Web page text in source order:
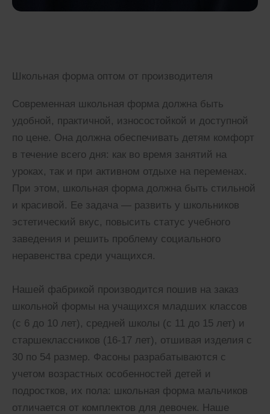
Школьная форма оптом от производителя
Современная школьная форма должна быть
удобной, практичной, износостойкой и доступной
по цене. Она должна обеспечивать детям комфорт
в течение всего дня: как во время занятий на
уроках, так и при активном отдыхе на переменах.
При этом, школьная форма должна быть стильной
и красивой. Ее задача — развить у школьников
эстетический вкус, повысить статус учебного
заведения и решить проблему социального
неравенства среди учащихся.
Нашей фабрикой производится пошив на заказ
школьной формы на учащихся младших классов
(с 6 до 10 лет), средней школы (с 11 до 15 лет) и
старшеклассников (16-17 лет), отшивая изделия с
30 по 54 размер. Фасоны разрабатываются с
учетом возрастных особенностей детей и
подростков, их пола: школьная форма мальчиков
отличается от комплектов для девочек. Наше